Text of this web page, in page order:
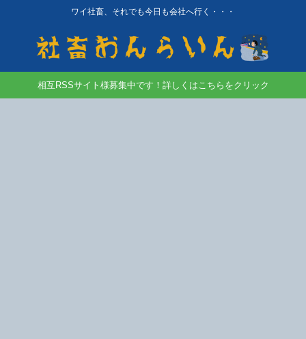
ワイ社畜、それでも今日も会社へ行く・・・
相互RSSサイト様募集中です！詳しくはこちらをクリック